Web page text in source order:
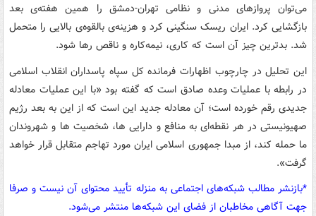
می‌توان پروازهای مدنی و نظامی تهران-دمشق را همین هفته‌ی بعد
بازگشایی کرد. ایران ریسک سنگینی کرد و هزینه‌ی بالقوه‌ی بالایی را متحمل
شد. بدترین چیز آن است که کاری، نیمه‌کاره و ناقص رها شود.
این تحلیل در چارچوب اظهارات فرمانده کل سپاه پاسداران انقلاب اسلامی
در رابطه با عملیات وعده صادق است که گفته بود «با این عملیات معادله
جدیدی رقم خورده است؛ آن معادله جدید این است که از این به بعد رژیم
صهیونیستی در هر نقطه‌ای به منافع و دارایی ها، شخصیت ها و شهروندان
ما حمله کند، از مبدا جمهوری اسلامی ایران مورد تهاجم متقابل قرار خواهد
گرفت».
*بازنشر مطالب شبکه‌های اجتماعی به منزله تأیید محتوای آن نیست و صرفا
جهت آگاهی مخاطبان از فضای این شبکه‌ها منتشر می‌شود.